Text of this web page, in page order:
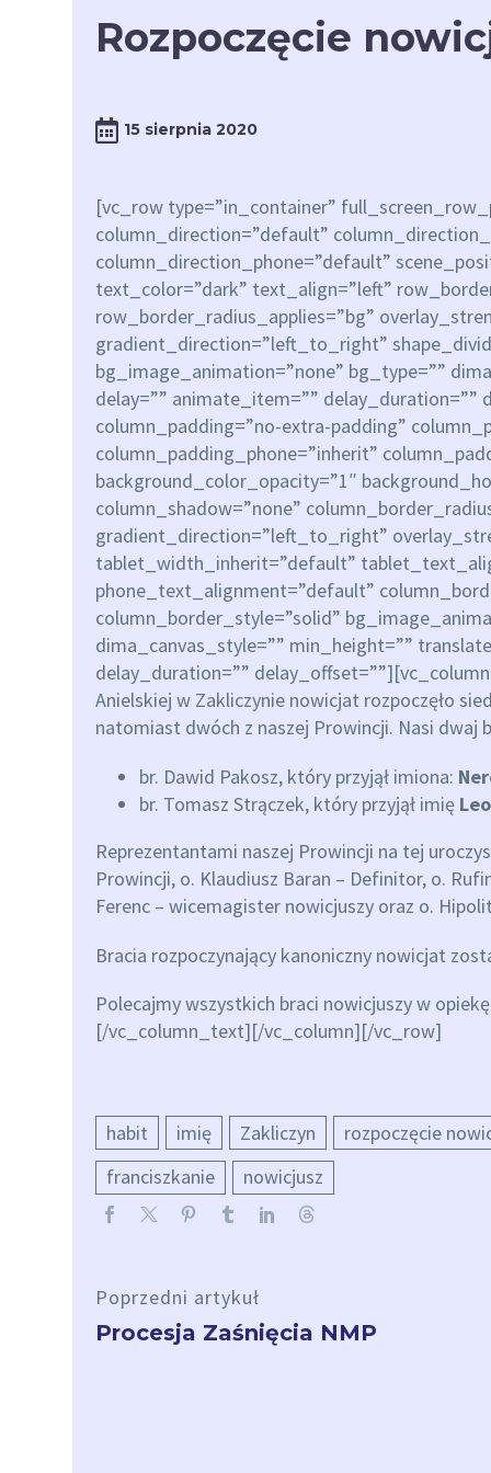
Rozpoczęcie
15 sierpnia 2020
[vc_row type=”in_container”
column_direction=”default”
column_direction_phone=”default”
text_color=”dark” text_align=”left”
row_border_radius_applies=”bg”
gradient_direction=”left_to_right”
bg_image_animation=”none” bg_type=””
delay=”” animate_item=”” delay_duration=””
column_padding=”no-extra-padding”
column_padding_phone=”inherit”
background_color_opacity=”1″
column_shadow=”none”
gradient_direction=”left_to_right”
tablet_width_inherit=”default”
phone_text_alignment=”default”
column_border_style=”solid”
dima_canvas_style=”” min_height=””
delay_duration=””
Anielskiej w Zakliczynie nowicjat rozpoczęło
natomiast dwóch z naszej Prowincji. Nasi dwaj
br. Dawid Pakosz, który przyjął imiona:
br. Tomasz Strączek, który przyjął imię
Reprezentantami naszej Prowincji na tej
Prowincji, o. Klaudiusz Baran – Definitor, o.
Ferenc – wicemagister nowicjuszy oraz o.
Bracia rozpoczynający kanoniczny nowicjat
Polecajmy wszystkich braci nowicjuszy w
[/vc_column_text][/vc_column][/vc_row]
habit imię Zakliczyn
rozpoczęcie
franciszkanie
nowicjusz
Poprzedni artykuł
Procesja Zaśnięcia NMP